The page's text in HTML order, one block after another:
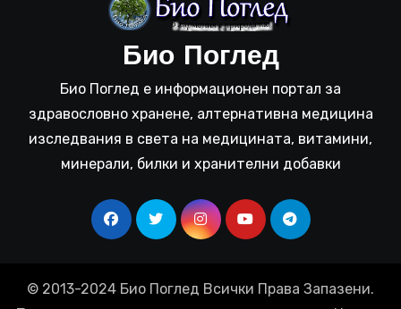
Био Поглед
Био Поглед е информационен портал за
здравословно хранене, алтернативна медицина
изследвания в света на медицината, витамини,
минерали, билки и хранителни добавки
© 2013-2024 Био Поглед Всички Права Запазени.